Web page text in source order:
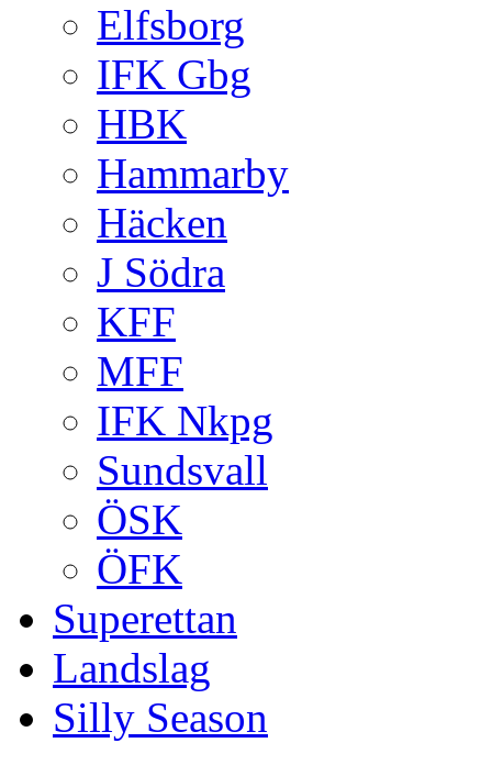
Elfsborg
IFK Gbg
HBK
Hammarby
Häcken
J Södra
KFF
MFF
IFK Nkpg
Sundsvall
ÖSK
ÖFK
Superettan
Landslag
Silly Season